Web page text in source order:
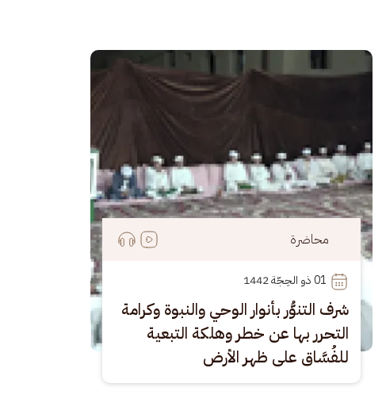
الصورة
محاضرة
01
شرف التنوُّر بأنوار الوحي والنبوة وكرامة
التحرر بها عن خطر وهلكة التبعية
للفُسَّاق على ظهر الأرض